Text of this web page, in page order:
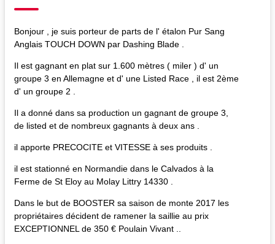
Bonjour , je suis porteur de parts de l' étalon Pur Sang
Anglais TOUCH DOWN par Dashing Blade .
Il est gagnant en plat sur 1.600 mètres ( miler ) d' un
groupe 3 en Allemagne et d' une Listed Race , il est 2ème
d' un groupe 2 .
Il a donné dans sa production un gagnant de groupe 3,
de listed et de nombreux gagnants à deux ans .
il apporte PRECOCITE et VITESSE à ses produits .
il est stationné en Normandie dans le Calvados à la
Ferme de St Eloy au Molay Littry 14330 .
Dans le but de BOOSTER sa saison de monte 2017 les
propriétaires décident de ramener la saillie au prix
EXCEPTIONNEL de 350 € Poulain Vivant ..